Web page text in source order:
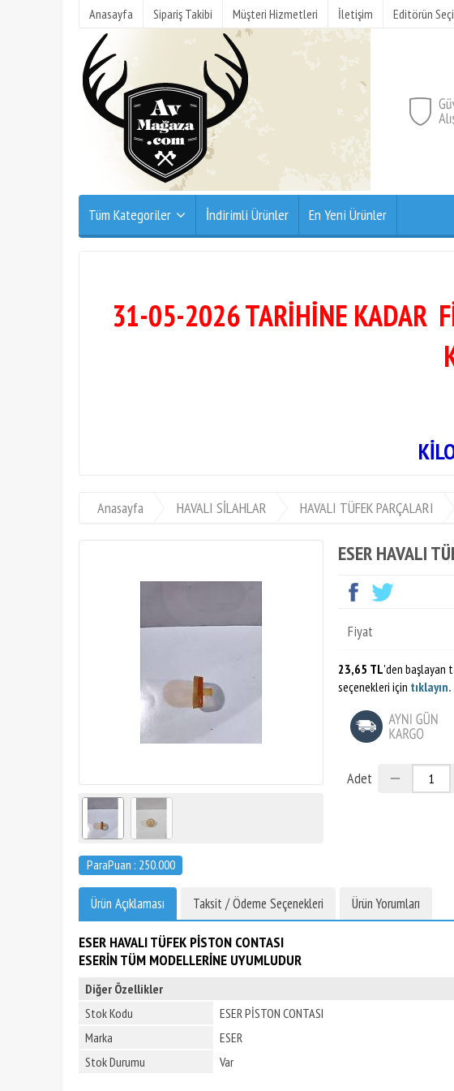
Anasayfa Sipariş Takibi Müşteri Hizmetleri İletişim Editörün
Tüm Kategoriler İndirimli Ürünler En Yeni Ürünler
31-05-2026 TARİHİNE KADAR
KİLOLUK AV
Anasayfa HAVALI SİLAHLAR HAVALI TÜFEK PARÇALARI
ParaPuan : 250.000
ESER HAVALI
Fiyat
23,65 TL'den başlayan
seçenekleri için tıklayın.
Adet
Ürün Açıklaması Taksit / Ödeme Seçenekleri Ürün Yorumları
ESER HAVALI TÜFEK PİSTON CONTASI
ESERİN TÜM MODELLERİNE UYUMLUDUR
Diğer Özellikler
Stok Kodu
ESER PİSTON CONTASI
Marka
ESER
Stok Durumu
Var